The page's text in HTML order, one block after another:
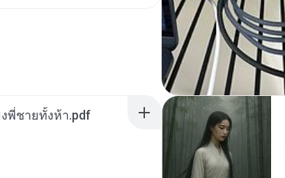
พี่ชายทั้งห้า.pdf